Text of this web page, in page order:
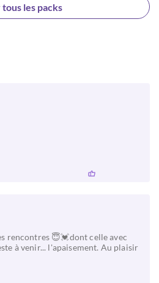
les packs
rencontres 😇💓dont celle avec
à venir... l'apaisement. Au plaisir